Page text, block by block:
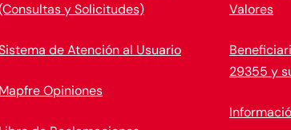
y Solicitudes)
de Atención al Usuario
Mapfre Opiniones
Valores
29355 y